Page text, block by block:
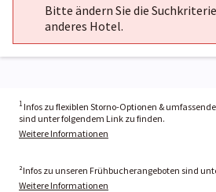
Bitte ändern Sie die
anderes Hotel.
1 Infos zu flexiblen Storno-Optionen &
sind unter folgendem Link zu finden.
Weitere Informationen
²Infos zu unseren Frühbucherangeboten sind
Weitere Informationen